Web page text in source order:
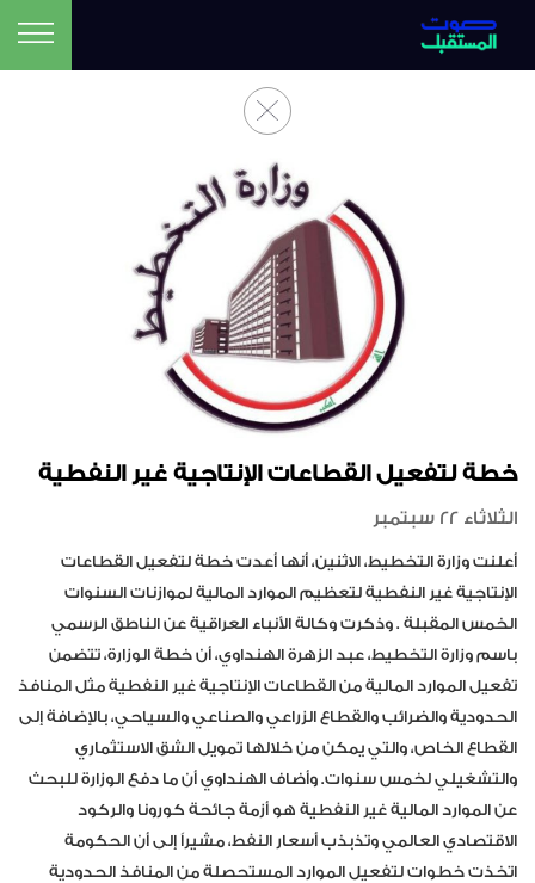
خطة لتفعيل القطاعات الإنتاجية غير النفطية
الثلاثاء 22 سبتمبر
أعلنت وزارة التخطيط، الاثنين، أنها أعدت خطة لتفعيل القطاعات
الإنتاجية غير النفطية لتعظيم الموارد المالية لموازنات السنوات
الخمس المقبلة . وذكرت وكالة الأنباء العراقية عن الناطق الرسمي
باسم وزارة التخطيط، عبد الزهرة الهنداوي، أن خطة الوزارة، تتضمن
تفعيل الموارد المالية من القطاعات الإنتاجية غير النفطية مثل المنافذ
الحدودية والضرائب والقطاع الزراعي والصناعي والسياحي، بالإضافة إلى
القطاع الخاص، والتي يمكن من خلالها تمويل الشق الاستثماري
والتشغيلي لخمس سنوات. وأضاف الهنداوي أن ما دفع الوزارة للبحث
عن الموارد المالية غير النفطية هو أزمة جائحة كورونا والركود
الاقتصادي العالمي وتذبذب أسعار النفط، مشيراً إلى أن الحكومة
اتخذت خطوات لتفعيل الموارد المستحصلة من المنافذ الحدودية